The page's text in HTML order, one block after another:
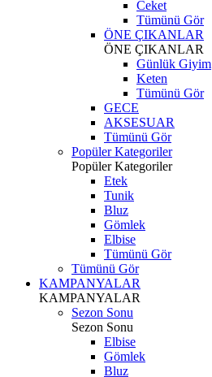
Ceket
Tümünü Gör
ÖNE ÇIKANLAR
ÖNE ÇIKANLAR
Günlük Giyim
Keten
Tümünü Gör
GECE
AKSESUAR
Tümünü Gör
Popüler Kategoriler
Popüler Kategoriler
Etek
Tunik
Bluz
Gömlek
Elbise
Tümünü Gör
Tümünü Gör
KAMPANYALAR
KAMPANYALAR
Sezon Sonu
Sezon Sonu
Elbise
Gömlek
Bluz